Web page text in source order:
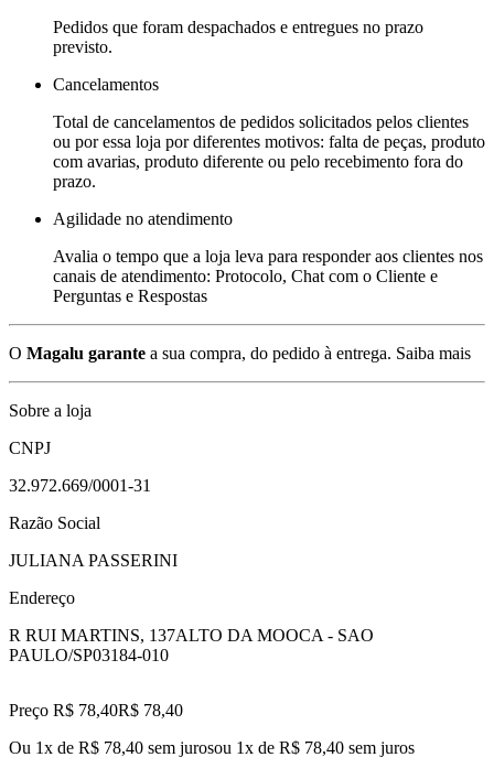
Pedidos que foram despachados e entregues no prazo
previsto.
Cancelamentos
Total de cancelamentos de pedidos solicitados pelos clientes
ou por essa loja por diferentes motivos: falta de peças, produto
com avarias, produto diferente ou pelo recebimento fora do
prazo.
Agilidade no atendimento
Avalia o tempo que a loja leva para responder aos clientes nos
canais de atendimento: Protocolo, Chat com o Cliente e
Perguntas e Respostas
O Magalu garante a sua compra, do pedido à entrega. Saiba mais
Sobre a loja
CNPJ
32.972.669/0001-31
Razão Social
JULIANA PASSERINI
Endereço
R RUI MARTINS, 137ALTO DA MOOCA - SAO
PAULO/SP03184-010
Preço R$ 78,40R$ 78,40
Ou 1x de R$ 78,40 sem jurosou 1x de R$ 78,40 sem juros